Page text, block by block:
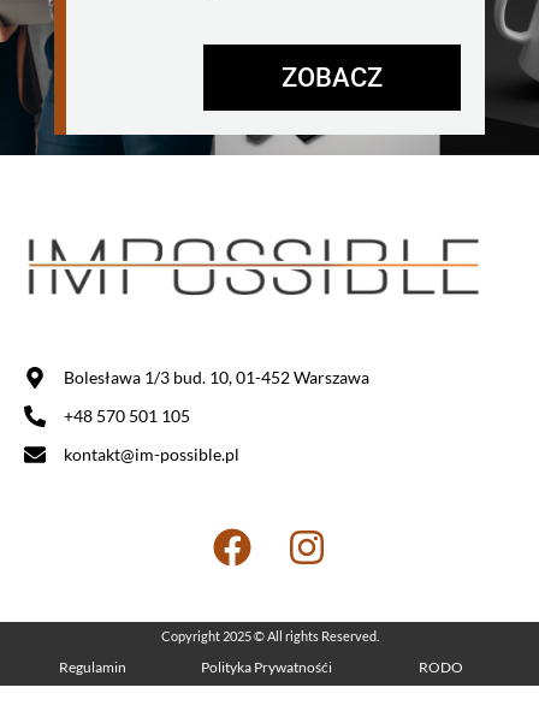
ZOBACZ
Bolesława 1/3 bud. 10, 01-452 Warszawa
+48 570 501 105
kontakt@im-possible.pl
Copyright 2025 © All rights Reserved.
Regulamin Polityka Prywatnośći RODO